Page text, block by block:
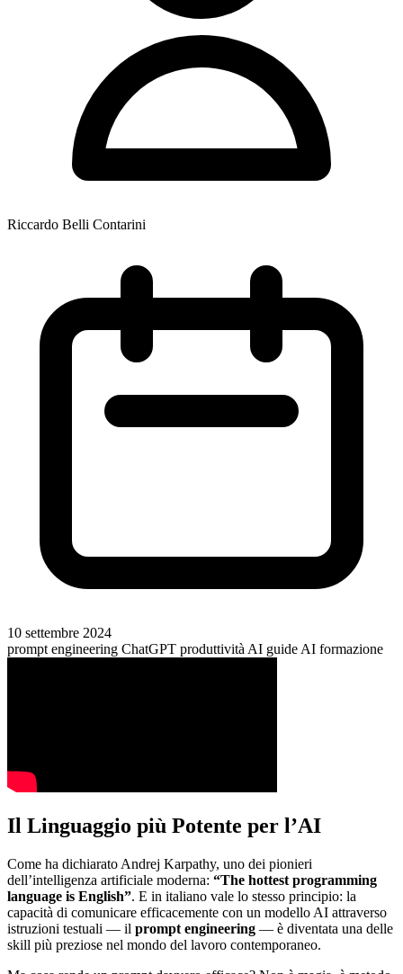
Riccardo Belli Contarini
10 settembre 2024
prompt engineering ChatGPT produttività AI guide AI formazione
Il Linguaggio più Potente per l’AI
Come ha dichiarato Andrej Karpathy, uno dei pionieri
dell’intelligenza artificiale moderna: “The hottest programming
language is English”. E in italiano vale lo stesso principio: la
capacità di comunicare efficacemente con un modello AI attraverso
istruzioni testuali — il prompt engineering — è diventata una delle
skill più preziose nel mondo del lavoro contemporaneo.